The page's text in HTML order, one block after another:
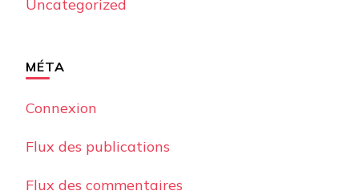
Uncategorized
MÉTA
Connexion
Flux des publications
Flux des commentaires